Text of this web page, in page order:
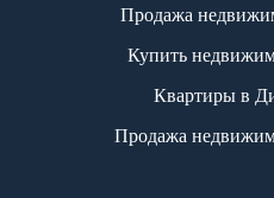
Продажа
Купить
Квартиры в
Продажа